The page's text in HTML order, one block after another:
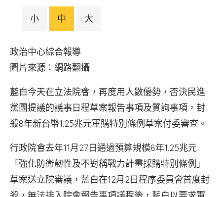
小 中 大
政治中心綜合報導
圖片來源：網路翻攝
藍白今天在立法院會，再度用人數優勢，否決民進
黨團提議的議事日程草案報告事項及質詢事項，封
殺8年新台幣1.25兆元軍購特別條例草案付委審查。
行政院會去年11月27日通過預算規模8年1.25兆元
「強化防衛韌性及不對稱戰力計畫採購特別條例」
草案送立院審議，藍白在12月2日程序委員會首度封